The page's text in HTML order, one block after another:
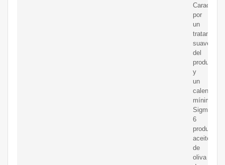
por
un
tratamiento
suave
del
producto
y
un
mínimo,
Sigma
6
produce
aceite
de
oliva